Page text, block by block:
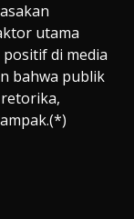
utama
di media
bahwa publik